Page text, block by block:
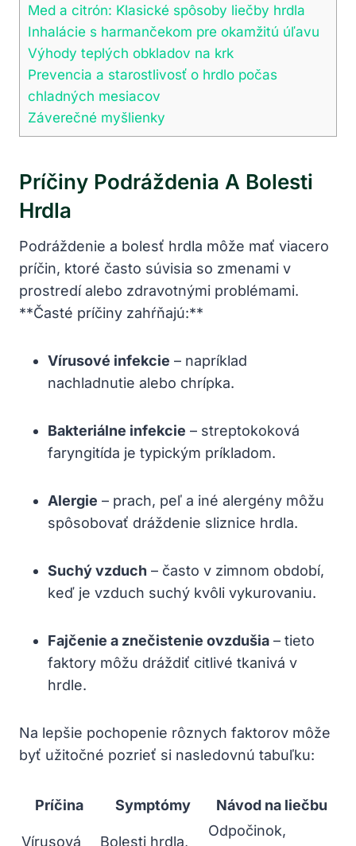
Med a citrón: Klasické spôsoby⁤ liečby hrdla
Inhalácie‌ s harmančekom pre okamžitú úľavu
Výhody teplých obkladov na​ krk
Prevencia a​ starostlivosť o⁢ hrdlo počas‍
chladných mesiacov
Záverečné myšlienky
Príčiny Podráždenia A Bolesti
Hrdla
Podráždenie a bolesť hrdla ‍môže mať viacero
príčin, ktoré často súvisia so zmenami v
prostredí alebo zdravotnými problémami.
**Časté⁣ príčiny zahŕňajú:**
Vírusové infekcie – napríklad
nachladnutie alebo chrípka.
Bakteriálne infekcie – streptokoková
faryngitída je typickým príkladom.
Alergie – prach, ‌peľ a iné alergény môžu
spôsobovať dráždenie sliznice ​hrdla.
Suchý‌ vzduch –​ často v zimnom období,
keď je vzduch suchý kvôli vykurovaniu.
Fajčenie a znečistenie⁣ ovzdušia – tieto
faktory môžu dráždiť citlivé⁣ tkanivá v
hrdle.
Na lepšie pochopenie rôznych faktorov môže
byť užitočné pozrieť si nasledovnú tabuľku:
Príčina Symptómy Návod ⁣na liečbu
Vírusová‌ Bolesti hrdla,
Odpočinok,